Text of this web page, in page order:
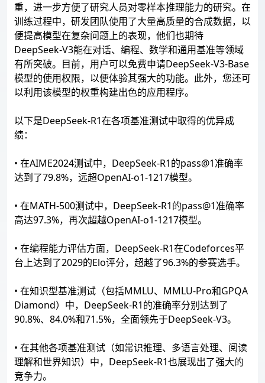
重，进一步方便了研究人员对零样本推理能力的研究。在
训练过程中，研发团队使用了大量高质量的合成数据，以
便提高模型在复杂问题上的表现，他们也期待
DeepSeek-V3能在对话、编程、数学和通用基准等领域
有所突破。目前，用户可以免费申请DeepSeek-V3-Base
模型的使用权限，以便体验其强大的功能。此外，您还可
以利用该模型的权重构建出色的应用程序。
以下是DeepSeek-R1在各项基准测试中取得的优异成
绩：
• 在AIME2024测试中，DeepSeek-R1的pass@1准确率
达到了79.8%，远超OpenAI-o1-1217模型。
• 在MATH-500测试中，DeepSeek-R1的pass@1准确率
高达97.3%，再次超越OpenAI-o1-1217模型。
• 在编程能力评估方面，DeepSeek-R1在Codeforces平
台上达到了2029的Elo评分，超越了96.3%的参赛选手。
• 在知识型基准测试（包括MMLU、MMLU-Pro和GPQA
Diamond）中，DeepSeek-R1的准确率分别达到了
90.8%、84.0%和71.5%，全面领先于DeepSeek-V3。
• 在其他各项基准测试（如常识推理、多语言处理、阅读
理解和世界知识）中，DeepSeek-R1也展现出了强大的
竞争力。